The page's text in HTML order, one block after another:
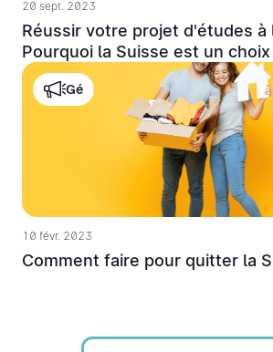
20 sept. 2023
Réussir votre projet d'études à
Pourquoi la Suisse est un
Gé
10 févr. 2023
Comment faire pour quitter la